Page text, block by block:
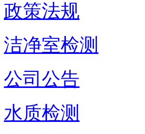
政策法规
洁净室检测
公司公告
水质检测